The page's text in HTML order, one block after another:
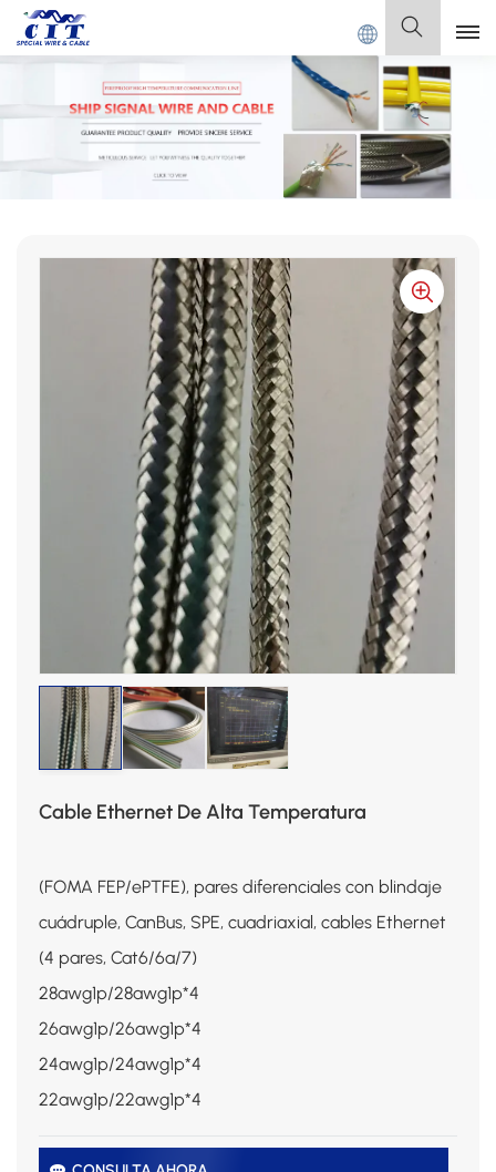
CABLE Co., Ltd. Español
English
Français
Italiano
Polski
Español
Cable Ethernet De Alta Temperatura
(FOMA FEP/ePTFE), pares diferenciales con blindaje
cuádruple, CanBus, SPE, cuadriaxial, cables Ethernet
(4 pares, Cat6/6a/7)
28awg1p/28awg1p*4
26awg1p/26awg1p*4
24awg1p/24awg1p*4
22awg1p/22awg1p*4